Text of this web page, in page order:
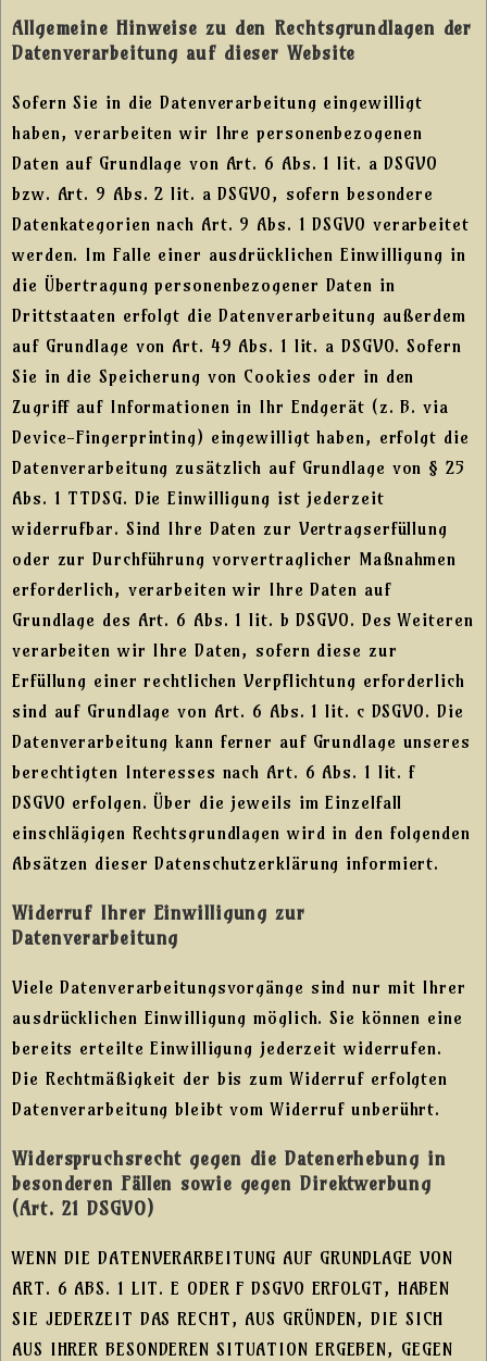
Allgemeine Hinweise zu den Rechtsgrundlagen der
Datenverarbeitung auf dieser Website
Sofern Sie in die Datenverarbeitung eingewilligt
haben, verarbeiten wir Ihre personenbezogenen
Daten auf Grundlage von Art. 6 Abs. 1 lit. a DSGVO
bzw. Art. 9 Abs. 2 lit. a DSGVO, sofern besondere
Datenkategorien nach Art. 9 Abs. 1 DSGVO verarbeitet
werden. Im Falle einer ausdrücklichen Einwilligung in
die Übertragung personenbezogener Daten in
Drittstaaten erfolgt die Datenverarbeitung außerdem
auf Grundlage von Art. 49 Abs. 1 lit. a DSGVO. Sofern
Sie in die Speicherung von Cookies oder in den
Zugriff auf Informationen in Ihr Endgerät (z. B. via
Device-Fingerprinting) eingewilligt haben, erfolgt die
Datenverarbeitung zusätzlich auf Grundlage von § 25
Abs. 1 TTDSG. Die Einwilligung ist jederzeit
widerrufbar. Sind Ihre Daten zur Vertragserfüllung
oder zur Durchführung vorvertraglicher Maßnahmen
erforderlich, verarbeiten wir Ihre Daten auf
Grundlage des Art. 6 Abs. 1 lit. b DSGVO. Des Weiteren
verarbeiten wir Ihre Daten, sofern diese zur
Erfüllung einer rechtlichen Verpflichtung erforderlich
sind auf Grundlage von Art. 6 Abs. 1 lit. c DSGVO. Die
Datenverarbeitung kann ferner auf Grundlage unseres
berechtigten Interesses nach Art. 6 Abs. 1 lit. f
DSGVO erfolgen. Über die jeweils im Einzelfall
einschlägigen Rechtsgrundlagen wird in den folgenden
Absätzen dieser Datenschutzerklärung informiert.
Widerruf Ihrer Einwilligung zur
Datenverarbeitung
Viele Datenverarbeitungsvorgänge sind nur mit Ihrer
ausdrücklichen Einwilligung möglich. Sie können eine
bereits erteilte Einwilligung jederzeit widerrufen.
Die Rechtmäßigkeit der bis zum Widerruf erfolgten
Datenverarbeitung bleibt vom Widerruf unberührt.
Widerspruchsrecht gegen die Datenerhebung in
besonderen Fällen sowie gegen Direktwerbung
(Art. 21 DSGVO)
WENN DIE DATENVERARBEITUNG AUF GRUNDLAGE VON
ART. 6 ABS. 1 LIT. E ODER F DSGVO ERFOLGT, HABEN
SIE JEDERZEIT DAS RECHT, AUS GRÜNDEN, DIE SICH
AUS IHRER BESONDEREN SITUATION ERGEBEN, GEGEN